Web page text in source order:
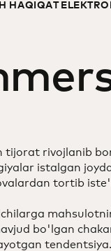
HAQIQAT
tijorat rivojlanib
istalgan
tortib
bo'lgan
tendentsiya.